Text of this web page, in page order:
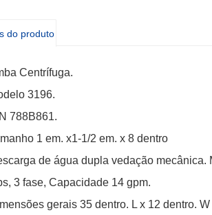
do produto
Centrífuga.
3196.
788B861.
1 em. x1-1/2 em. x 8 dentro
de água dupla vedação mecânica.
3 fase, Capacidade 14 gpm.
gerais 35 dentro. L x 12 dentro.